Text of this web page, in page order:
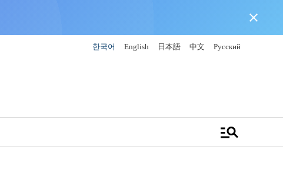
close
한국어 English 日本語 中文 Русский
manage_search